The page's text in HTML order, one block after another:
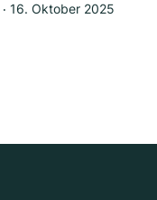
‧ 16. Oktober 2025